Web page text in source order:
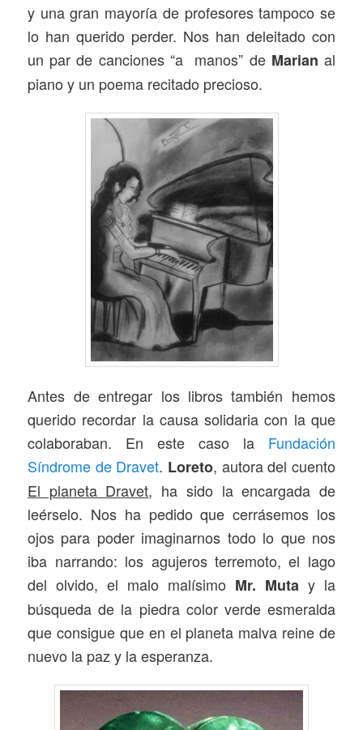
y una gran mayoría de profesores tampoco se
lo han querido perder. Nos han deleitado con
un par de canciones “a manos” de Marian al
piano y un poema recitado precioso.
Antes de entregar los libros también hemos
querido recordar la causa solidaria con la que
colaboraban. En este caso la Fundación
Síndrome de Dravet. Loreto, autora del cuento
El planeta Dravet, ha sido la encargada de
leérselo. Nos ha pedido que cerrásemos los
ojos para poder imaginarnos todo lo que nos
iba narrando: los agujeros terremoto, el lago
del olvido, el malo malísimo Mr. Muta y la
búsqueda de la piedra color verde esmeralda
que consigue que en el planeta malva reine de
nuevo la paz y la esperanza.